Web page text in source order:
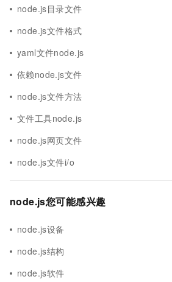
node.js目录文件
node.js文件格式
yaml文件node.js
依赖node.js文件
node.js文件方法
文件工具node.js
node.js网页文件
node.js文件i/o
node.js您可能感兴趣
node.js设备
node.js结构
node.js软件